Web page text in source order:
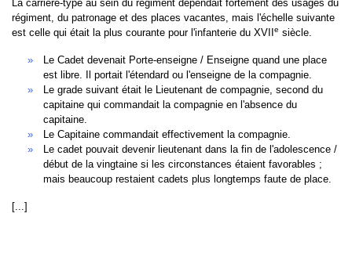
La carrière-type au sein du régiment dépendait fortement des usages du
régiment, du patronage et des places vacantes, mais l'échelle suivante
est celle qui était la plus courante pour l'infanterie du XVII
e siècle.
Le Cadet devenait Porte-enseigne / Enseigne quand une place
est libre. Il portait l'étendard ou l'enseigne de la compagnie.
Le grade suivant était le Lieutenant de compagnie, second du
capitaine qui commandait la compagnie en l'absence du
capitaine.
Le Capitaine commandait effectivement la compagnie.
Le cadet pouvait devenir lieutenant dans la fin de l'adolescence /
début de la vingtaine si les circonstances étaient favorables ;
mais beaucoup restaient cadets plus longtemps faute de place.
[...]